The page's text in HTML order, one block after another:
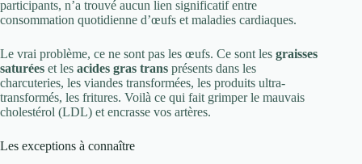
participants, n’a trouvé aucun lien significatif entre
consommation quotidienne d’œufs et maladies cardiaques.
Le vrai problème, ce ne sont pas les œufs. Ce sont les graisses
saturées et les acides gras trans présents dans les
charcuteries, les viandes transformées, les produits ultra-
transformés, les fritures. Voilà ce qui fait grimper le mauvais
cholestérol (LDL) et encrasse vos artères.
Les exceptions à connaître